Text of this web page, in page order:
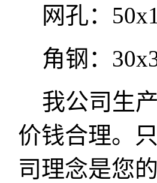
网孔：
角钢：
我公司生
价钱合理。
司理念是您